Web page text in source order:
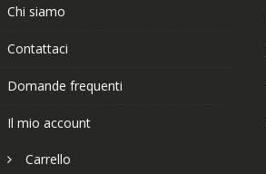
Chi siamo
Contattaci
Domande frequenti
Il mio account
Carrello